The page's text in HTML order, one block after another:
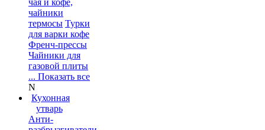
чая и кофе,
чайники
термосы Турки
для варки кофе
Френч-прессы
Чайники для
газовой плиты
... Показать все
N
Кухонная
утварь
Анти-